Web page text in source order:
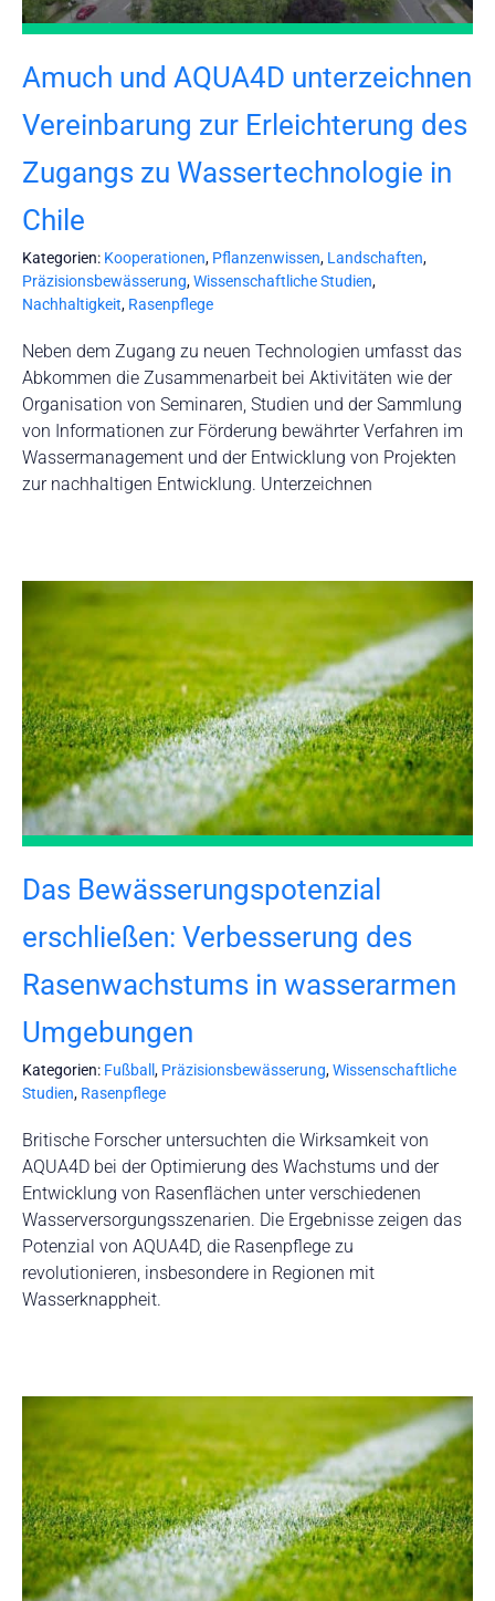
Amuch und AQUA4D unterzeichnen
Vereinbarung zur Erleichterung des
Zugangs zu Wassertechnologie in
Chile
Kategorien: Kooperationen, Pflanzenwissen, Landschaften,
Präzisionsbewässerung,Wissenschaftliche Studien,
Nachhaltigkeit, Rasenpflege
Neben dem Zugang zu neuen Technologien umfasst das
Abkommen die Zusammenarbeit bei Aktivitäten wie der
Organisation von Seminaren, Studien und der Sammlung
von Informationen zur Förderung bewährter Verfahren im
Wassermanagement und der Entwicklung von Projekten
zur nachhaltigen Entwicklung. Unterzeichnen
Das Bewässerungspotenzial
erschließen: Verbesserung des
Rasenwachstums in wasserarmen
Umgebungen
Kategorien: Fußball , Präzisionsbewässerung,Wissenschaftliche
Studien, Rasenpflege
Britische Forscher untersuchten die Wirksamkeit von
AQUA4D bei der Optimierung des Wachstums und der
Entwicklung von Rasenflächen unter verschiedenen
Wasserversorgungsszenarien. Die Ergebnisse zeigen das
Potenzial von AQUA4D, die Rasenpflege zu
revolutionieren, insbesondere in Regionen mit
Wasserknappheit.